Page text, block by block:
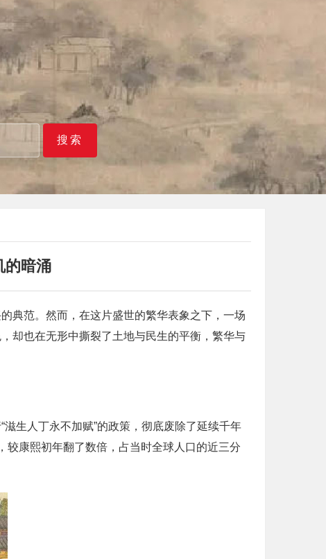
搜索
的暗涌
典范。然而，在这片盛世的繁华表象之下，一场
却也在无形中撕裂了土地与民生的平衡，繁华与
滋生人丁永不加赋”的政策，彻底废除了延续千年
较康熙初年翻了数倍，占当时全球人口的近三分